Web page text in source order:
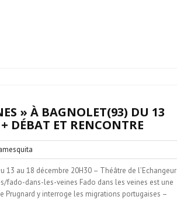
» À BAGNOLET(93) DU 13
DÉBAT ET RENCONTRE
13 au 18 décembre 20H30 – Théâtre de l’Echangeur
dans-les-veines Fado dans les veines est une
Prugnard y interroge les migrations portugaises –